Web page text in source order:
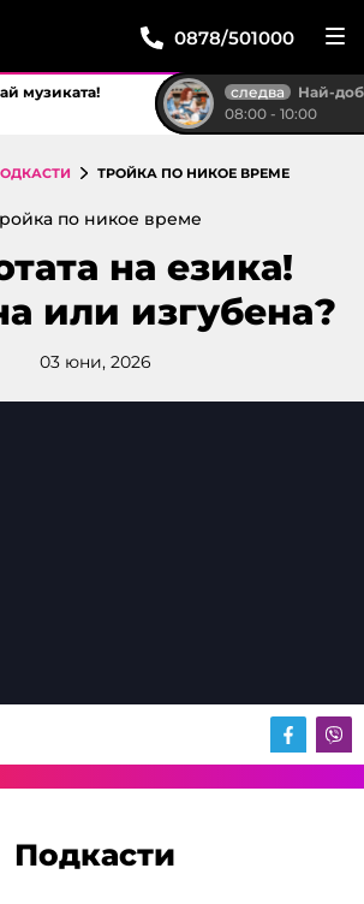
0878/501000
музиката!
следва
Най-доброто от
08:00 - 10:00
ТРОЙКА ПО НИКОЕ ВРЕМЕ
по никое време
на езика!
или изгубена?
03 юни, 2026
Подкасти